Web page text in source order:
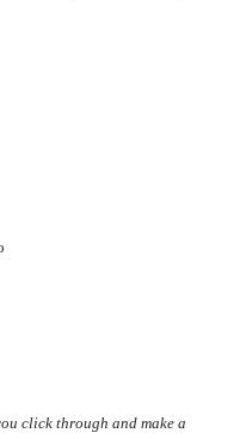
click through and make a